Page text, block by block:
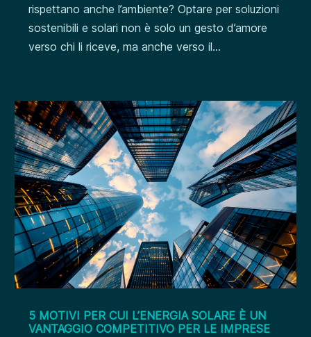
rispettano anche l’ambiente? Optare per soluzioni
sostenibili e solari non è solo un gesto d’amore
verso chi li riceve, ma anche verso il...
5 MOTIVI PER CUI L’ENERGIA SOLARE È UN
VANTAGGIO COMPETITIVO PER LE IMPRESE